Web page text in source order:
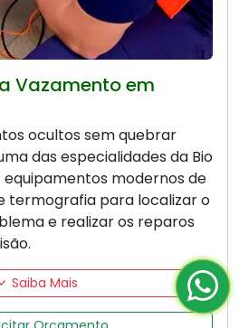
Vazamento em
ocultos sem quebrar
das especialidades da Bio
equipamentos modernos de
termografia para localizar o
e realizar os reparos
Saiba Mais